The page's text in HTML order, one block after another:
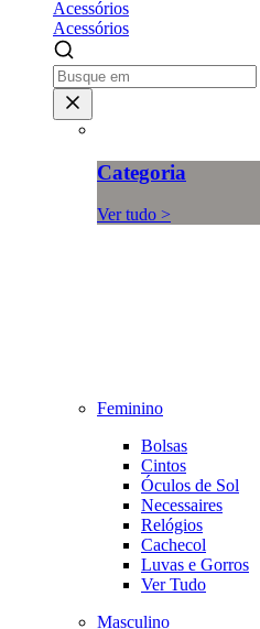
Acessórios
Acessórios
Categoria
Ver tudo >
Feminino
Bolsas
Cintos
Óculos de Sol
Necessaires
Relógios
Cachecol
Luvas e Gorros
Ver Tudo
Masculino